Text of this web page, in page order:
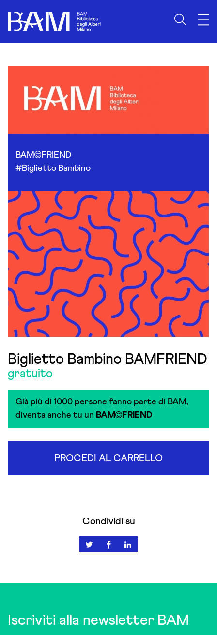
BAM
FRIEND
#Biglietto Bambino
Biglietto Bambino BAMFRIEND
gratuito
Già più di 1000 persone fanno parte di BAM,
diventa anche tu un BAM FRIEND
PROCEDI AL CARRELLO
Condividi su
Iscriviti alla newsletter BAM